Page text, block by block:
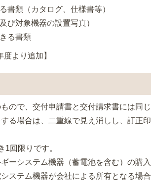
書類（カタログ、仕様書等）
び対象機器の設置写真）
る書類
より追加】
ので、交付申請書と交付請求書には同じ
る場合は、二重線で見え消しし、訂正印
回限りです。
ーシステム機器（蓄電池を含む）の購入
ステム機器が会社による所有となる場合